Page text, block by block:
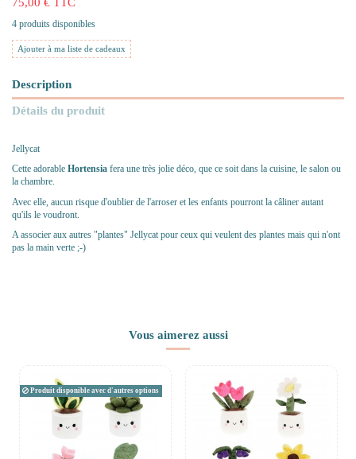
4 produits disponibles
Ajouter à ma liste de cadeaux
Description
Détails du produit
Jellycat
Cette adorable Hortensia fera une très jolie déco, que ce soit dans la cuisine, le salon ou
la chambre.
Avec elle, aucun risque d'oublier de l'arroser et les enfants pourront la câliner autant
qu'ils le voudront.
A associer aux autres "plantes" Jellycat pour ceux qui veulent des plantes mais qui n'ont
pas la main verte ;-)
Vous aimerez aussi
Produit disponible avec d'autres options